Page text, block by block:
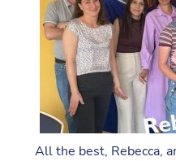
All the best, Rebecca,